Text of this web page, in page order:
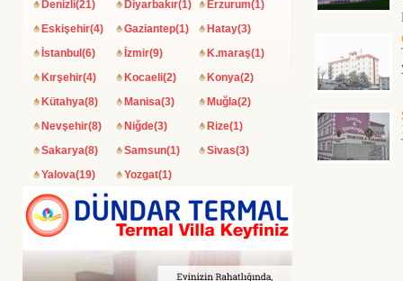
Denizli(21)
Diyarbakır(1)
Erzurum(1)
Eskişehir(4)
Gaziantep(1)
Hatay(3)
İstanbul(6)
İzmir(9)
K.maraş(1)
Kırşehir(4)
Kocaeli(2)
Konya(2)
Kütahya(8)
Manisa(3)
Muğla(2)
Nevşehir(8)
Niğde(3)
Rize(1)
Sakarya(8)
Samsun(1)
Sivas(3)
Yalova(19)
Yozgat(1)